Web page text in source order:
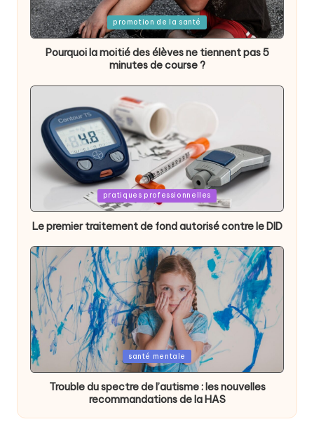
Posted
in
promotion de la santé
Pourquoi la moitié des élèves ne tiennent pas 5
minutes de course ?
in
pratiques professionnelles
Le premier traitement de fond autorisé contre le DID
Posted
in
santé mentale
Trouble du spectre de l’autisme : les nouvelles
recommandations de la HAS